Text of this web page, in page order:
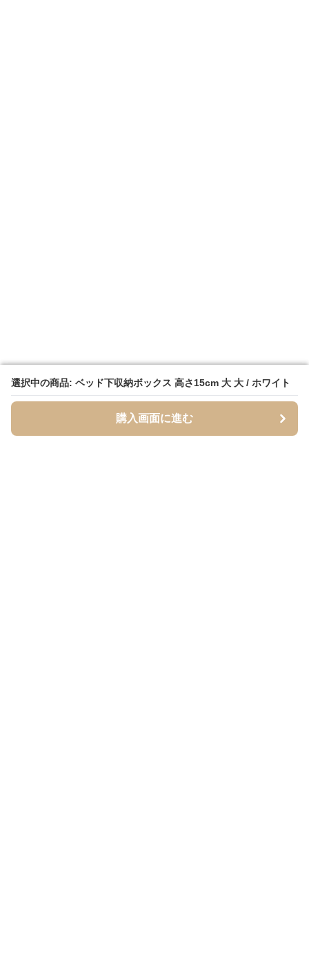
選択中の商品: ベッド下収納ボックス 高さ15cm 大 大 / ホワイト
購入画面に進む
選択中の商品: ベッド下収納ボックス 高さ15cm 大 大 / ホワイト
購入画面に進む